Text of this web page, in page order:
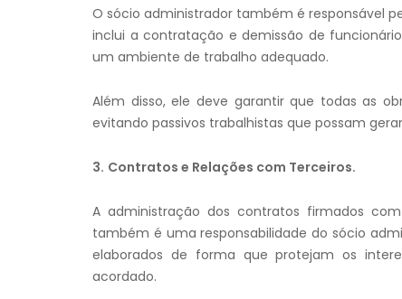
O sócio administrador também é responsável
inclui a contratação e demissão de
um ambiente de trabalho adequado.
Além disso, ele deve garantir que todas as
evitando passivos trabalhistas que possam
3. Contratos e Relações com Terceiros.
A administração dos contratos firmados
também é uma responsabilidade do sócio
elaborados de forma que protejam os
acordado.